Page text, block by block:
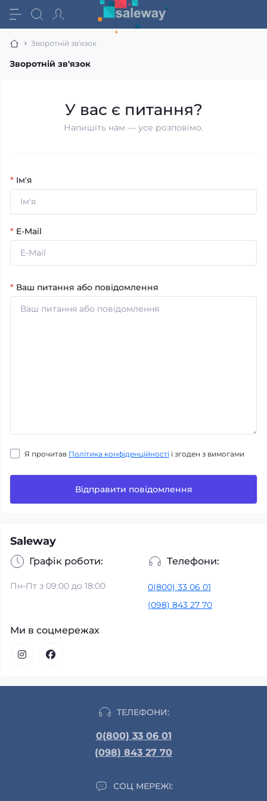
Зворотній зв'язок
Зворотній зв'язок
У вас є питання?
Напишіть нам — усе розповімо.
* Ім'я
* E-Mail
* Ваш питання або повідомлення
Я прочитав Політика конфіденційності і згоден з вимогами
Відправити повідомлення
Saleway
Графік роботи:
Пн-Пт з 09:00 до 18:00
Телефони:
0(800) 33 06 01
(098) 843 27 70
Ми в соцмережах
ТЕЛЕФОНИ:
0(800) 33 06 01
(098) 843 27 70
СОЦ МЕРЕЖІ: